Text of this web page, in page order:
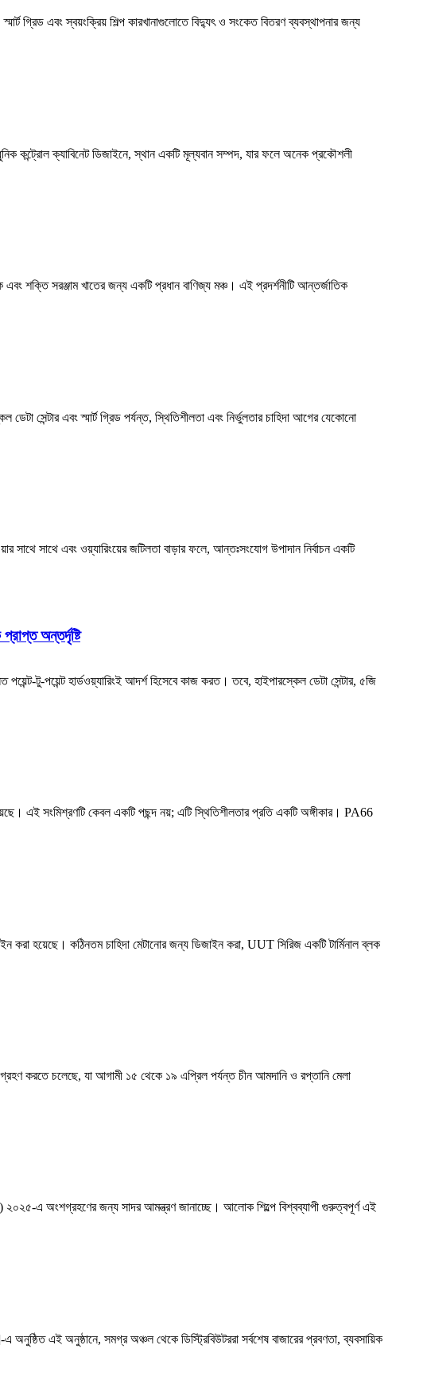
গ্রিড এবং স্বয়ংক্রিয় শিল্প কারখানাগুলোতে বিদ্যুৎ ও সংকেত বিতরণ ব্যবস্থাপনার জন্য
কন্ট্রোল ক্যাবিনেট ডিজাইনে, স্থান একটি মূল্যবান সম্পদ, যার ফলে অনেক প্রকৌশলী
এবং শক্তি সরঞ্জাম খাতের জন্য একটি প্রধান বাণিজ্য মঞ্চ। এই প্রদর্শনীটি আন্তর্জাতিক
সেন্টার এবং স্মার্ট গ্রিড পর্যন্ত, স্থিতিশীলতা এবং নির্ভুলতার চাহিদা আগের যেকোনো
সাথে এবং ওয়্যারিংয়ের জটিলতা বাড়ার ফলে, আন্তঃসংযোগ উপাদান নির্বাচন একটি
অন্তর্দৃষ্টি
টু-পয়েন্ট হার্ডওয়্যারিংই আদর্শ হিসেবে কাজ করত। তবে, হাইপারস্কেল ডেটা সেন্টার, ৫জি
এই সংমিশ্রণটি কেবল একটি পছন্দ নয়; এটি স্থিতিশীলতার প্রতি একটি অঙ্গীকার। PA66
করা হয়েছে। কঠিনতম চাহিদা মেটানোর জন্য ডিজাইন করা, UUT সিরিজ একটি টার্মিনাল ব্লক
করতে চলেছে, যা আগামী ১৫ থেকে ১৯ এপ্রিল পর্যন্ত চীন আমদানি ও রপ্তানি মেলা
২০২৫-এ অংশগ্রহণের জন্য সাদর আমন্ত্রণ জানাচ্ছে। আলোক শিল্পে বিশ্বব্যাপী গুরুত্বপূর্ণ এই
এই অনুষ্ঠানে, সমগ্র অঞ্চল থেকে ডিস্ট্রিবিউটররা সর্বশেষ বাজারের প্রবণতা, ব্যবসায়িক